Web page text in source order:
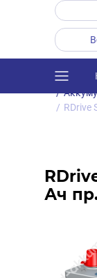
/
/ RDrive
Ач